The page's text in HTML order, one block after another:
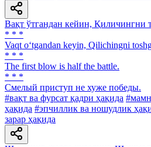
Вақт ўтгандан кейин, Қиличингни
* * *
Vaqt o‘tgandan keyin, Qilichingni
* * *
The first blow is half the battle.
* * *
Смелый приступ не хуже победы.
#вақт ва фурсат қадри ҳақида
ҳақида #эпчиллик ва ношудлик
зарар ҳақида